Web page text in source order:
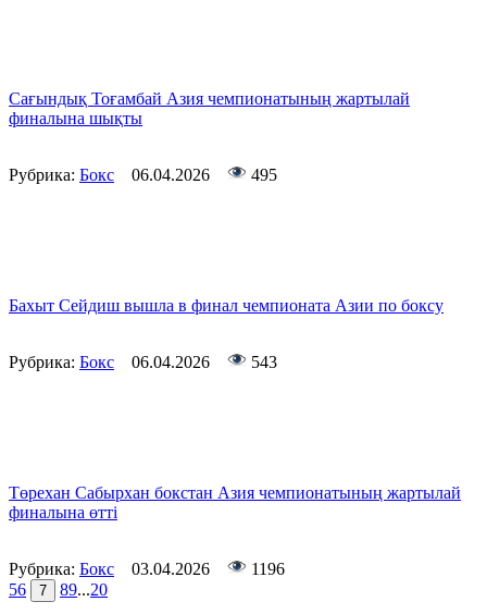
Сағындық Тоғамбай Азия чемпионатының жартылай
финалына шықты
Рубрика: Бокс 06.04.2026 495
Бахыт Сейдиш вышла в финал чемпионата Азии по боксу
Рубрика: Бокс 06.04.2026 543
Төрехан Сабырхан бокстан Азия чемпионатының жартылай
финалына өтті
Рубрика: Бокс 03.04.2026
1196
56 7 89...20